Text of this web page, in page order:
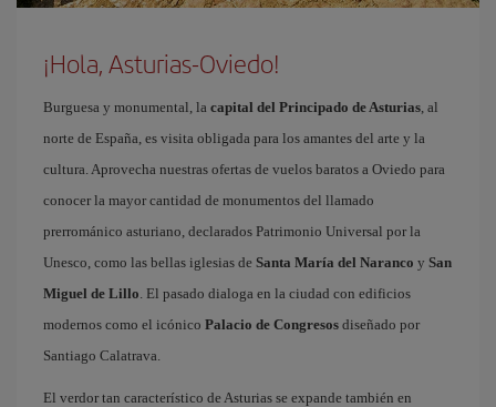
¡Hola, Asturias-Oviedo!
Burguesa y monumental, la capital del Principado de Asturias, al
norte de España, es visita obligada para los amantes del arte y la
cultura. Aprovecha nuestras ofertas de vuelos baratos a Oviedo para
conocer la mayor cantidad de monumentos del llamado
prerrománico asturiano, declarados Patrimonio Universal por la
Unesco, como las bellas iglesias de Santa María del Naranco y San
Miguel de Lillo. El pasado dialoga en la ciudad con edificios
modernos como el icónico Palacio de Congresos diseñado por
Santiago Calatrava.
El verdor tan característico de Asturias se expande también en